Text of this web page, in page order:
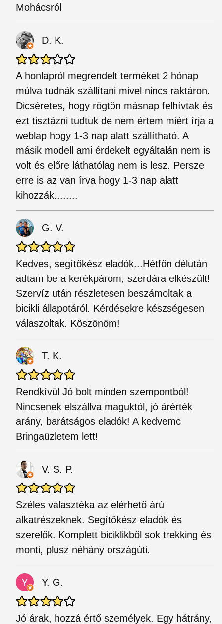
Mohácsról
D. K.
A honlapról megrendelt terméket 2 hónap
múlva tudnák szállítani mivel nincs raktáron.
Dicséretes, hogy rögtön másnap felhívtak és
ezt tisztázni tudtuk de nem értem miért írja a
weblap hogy 1-3 nap alatt szállítható. A
másik modell ami érdekelt egyáltalán nem is
volt és előre láthatólag nem is lesz. Persze
erre is az van írva hogy 1-3 nap alatt
kihozzák........
G. V.
Kedves, segítőkész eladók...Hétfőn délután
adtam be a kerékpárom, szerdára elkészült!
Szervíz után részletesen beszámoltak a
bicikli állapotáról. Kérdésekre készségesen
válaszoltak. Köszönöm!
T. K.
Rendkívül Jó bolt minden szempontból!
Nincsenek elszállva maguktól, jó árérték
arány, barátságos eladók! A kedvemc
Bringaüzletem lett!
V. S. P.
Széles választéka az elérhető árú
alkatrészeknek. Segítőkész eladók és
szerelők. Komplett biciklikből sok trekking és
monti, plusz néhány országúti.
Y. G.
Jó árak, hozzá értő személyek. Egy hátrány,